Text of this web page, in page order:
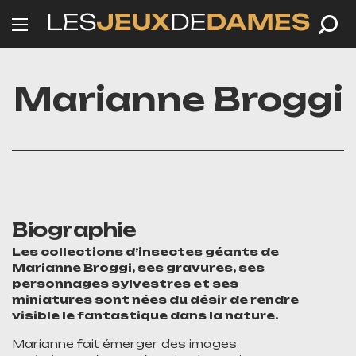
Marianne Broggi
Biographie
Les collections d’insectes géants de
Marianne Broggi, ses gravures, ses
personnages sylvestres et ses
miniatures sont nées du désir de rendre
visible le fantastique dans la nature.
Marianne fait émerger des images